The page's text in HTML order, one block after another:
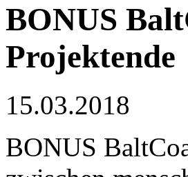
BONUS
Projektende
15.03.2018
BONUS